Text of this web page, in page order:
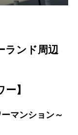
ランド周辺
】
マンション～